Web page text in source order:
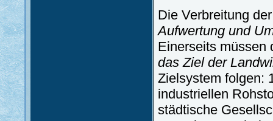
Die Verbreitung
Aufwertung und
Einerseits müssen
das Ziel der
Zielsystem folgen:
industriellen
städtische